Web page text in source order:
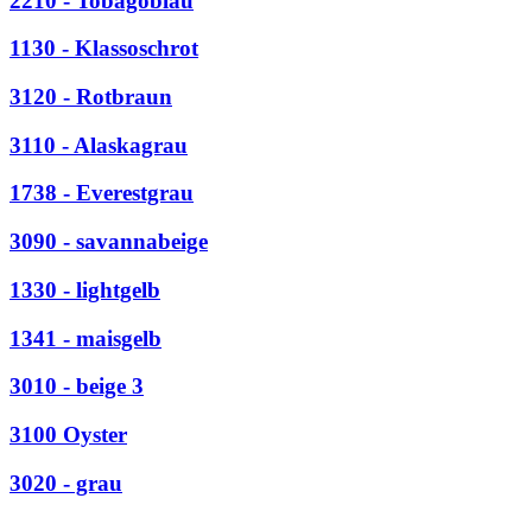
1130 - Klassoschrot
3120 - Rotbraun
3110 - Alaskagrau
1738 - Everestgrau
3090 - savannabeige
1330 - lightgelb
1341 - maisgelb
3010 - beige 3
3100 Oyster
3020 - grau